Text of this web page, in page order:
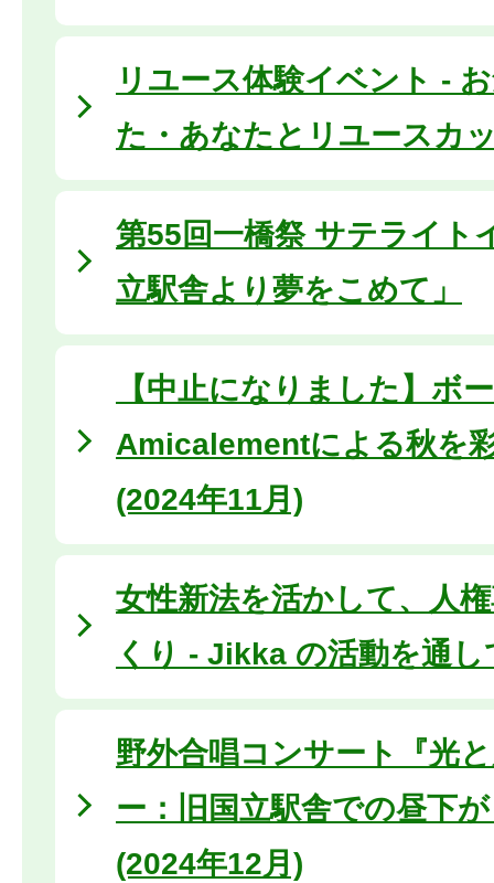
リユース体験イベント -
た・あなたとリユースカ
第55回一橋祭 サテライト
立駅舎より夢をこめて」
【中止になりました】ボ
Amicalementによる秋を
(2024年11月)
女性新法を活かして、人
くり - Jikka の活動を通し
野外合唱コンサート『光
ー：旧国立駅舎での昼下
(2024年12月)